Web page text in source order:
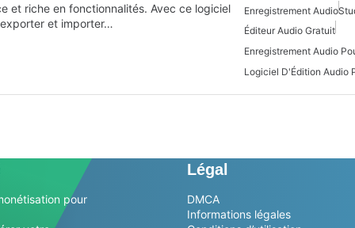
et riche en fonctionnalités. Avec ce logiciel
et importer…
Enregistrement Audio
Éditeur Audio Gratuit
Enregistrement Audio
pour
Légal
DMCA
Informations légales